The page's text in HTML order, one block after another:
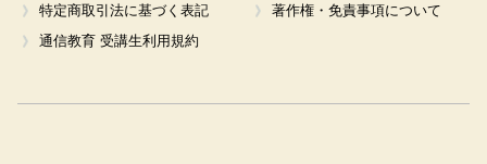
特定商取引法に基づく表記
著作権・免責事項について
通信教育 受講生利用規約